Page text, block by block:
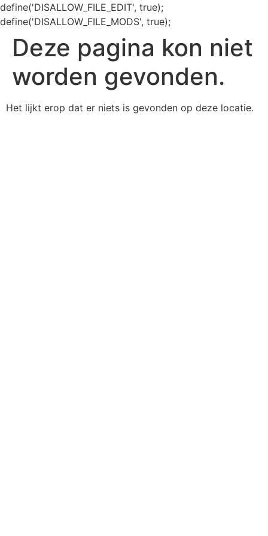
define('DISALLOW_FILE_EDIT', true);
define('DISALLOW_FILE_MODS', true);
Deze pagina kon niet
worden gevonden.
Het lijkt erop dat er niets is gevonden op deze locatie.